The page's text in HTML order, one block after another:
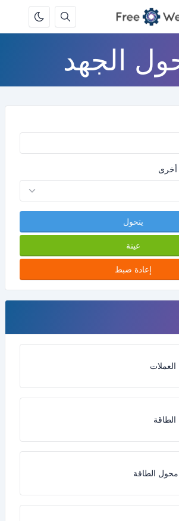
الجهد
يتحول
عينة
إعادة ضبط
الطاقة